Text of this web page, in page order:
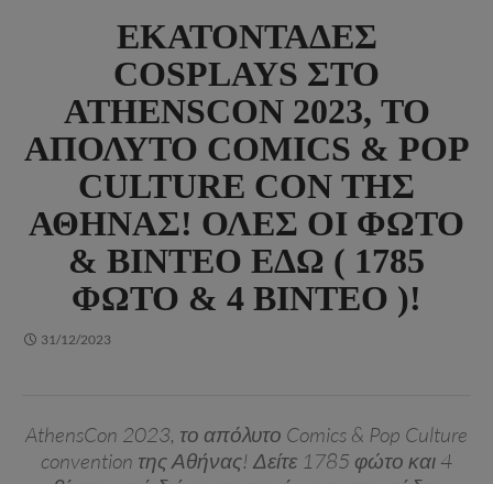
ΕΚΑΤΟΝΤΆΔΕΣ
COSPLAYS ΣΤΟ
ATHENSCON 2023, ΤΟ
ΑΠΌΛΥΤΟ COMICS & POP
CULTURE CON ΤΗΣ
ΑΘΉΝΑΣ! ΌΛΕΣ ΟΙ ΦΏΤΟ
& ΒΊΝΤΕΟ ΕΔΏ ( 1785
ΦΏΤΟ & 4 ΒΊΝΤΕΟ )!
31/12/2023
AthensCon 2023, το απόλυτο Comics & Pop Culture
convention της Αθήνας! Δείτε 1785 φώτο και 4